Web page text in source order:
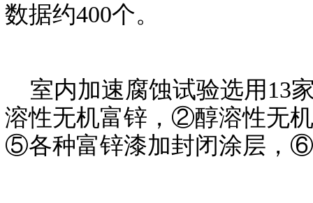
数据约400个。
室内加速腐蚀试验选用13
溶性无机富锌，②醇溶性无
⑤各种富锌漆加封闭涂层，